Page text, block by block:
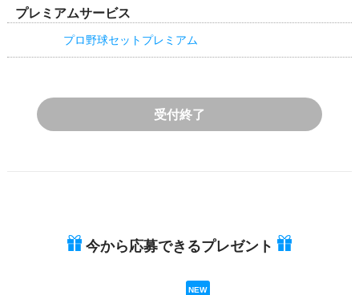
プレミアムサービス
プロ野球セットプレミアム
受付終了
今から応募できるプレゼント